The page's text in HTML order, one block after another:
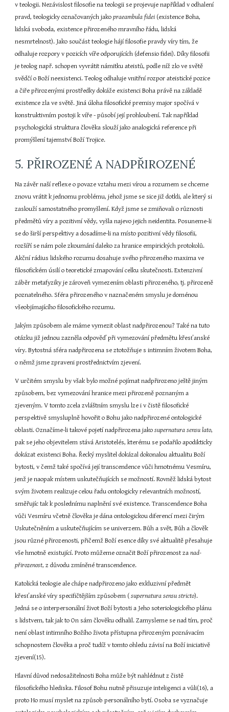
v teologii. Nezávislost filosofie na teologii se projevuje například v odhalení
pravd, teologicky označovaných jako praeambula fidei (existence Boha,
lidská svoboda, existence přirozeného mravního řádu, lidská
nesmrtelnost). Jako součást teologie hájí filosofie pravdy víry tím, že
odhaluje rozpory v pozicích víře odporujících (defensio fidei). Díky filosofii
je teolog např. schopen vyvrátit námitku ateistů, podle níž zlo ve světě
svědčí o Boží neexistenci. Teolog odhaluje vnitřní rozpor ateistické pozice
a čiře přirozenými prostředky dokáže existenci Boha právě na základě
existence zla ve světě. Jiná úloha filosofické premisy major spočívá v
konstruktivním postoji k víře - působí její prohloubení. Tak například
psychologická struktura člověka slouží jako analogická reference při
promýšlení tajemství Boží Trojice.
5. PŘIROZENÉ A NADPŘIROZENÉ
Na závěr naší reflexe o povaze vztahu mezi vírou a rozumem se chceme
znovu vrátit k jednomu problému, jehož jsme se sice již dotkli, ale který si
zaslouží samostatného promyšlení. Když jsme se zmiňovali o různosti
předmětů víry a pozitivní vědy, vyšla najevo jejich neidentita. Posuneme-li
se do širší perspektivy a dosadíme-li na místo pozitivní vědy filosofii,
rozšíří se nám pole zkoumání daleko za hranice empirických protokolů.
Akční rádius lidského rozumu dosahuje svého přirozeného maxima ve
filosofickém úsilí o teoretické zmapování celku skutečnosti. Extenzivní
záběr metafyziky je zároveň vymezením oblasti přirozeného, tj. přirozeně
poznatelného. Sféra přirozeného v naznačeném smyslu je doménou
všeobjímajícího filosofického rozumu.
Jakým způsobem ale máme vymezit oblast nadpřirozenou? Také na tuto
otázku již jednou zazněla odpověď při vymezování předmětu křesťanské
víry. Bytostná sféra nadpřirozena se ztotožňuje s intimním životem Boha,
o němž jsme zpraveni prostřednictvím zjevení.
V určitém smyslu by však bylo možné pojímat nadpřirozeno ještě jiným
způsobem, bez vymezování hranice mezi přirozeně poznaným a
zjeveným. V tomto zcela zvláštním smyslu lze i v čistě filosofické
perspektivě smysluplně hovořit o Bohu jako nadpřirozené ontologické
oblasti. Označíme-li takové pojetí nadpřirozena jako supernatura sensu lato,
pak se jeho objevitelem stává Aristotelés, kterému se podařilo apodikticky
dokázat existenci Boha. Řecký myslitel dokázal dokonalou aktualitu Boží
bytosti, v čemž také spočívá její transcendence vůči hmotnému Vesmíru,
jenž je naopak místem uskutečňujících se možností. Rovněž lidská bytost
svým životem realizuje celou řadu ontologicky relevantních možností,
směřujíc tak k poslednímu naplnění své existence. Transcendence Boha
vůči Vesmíru včetně člověka je dána ontologickou diferencí mezi čirým
Uskutečněním a uskutečňujícím se univerzem. Bůh a svět, Bůh a člověk
jsou různé přirozenosti, přičemž Boží esence díky své aktualitě přesahuje
vše hmotně existující. Proto můžeme označit Boží přirozenost za nad-
přirozenost, z důvodu zmíněné transcendence.
Katolická teologie ale chápe nadpřirozeno jako exkluzivní předmět
křesťanské víry specifičtějším způsobem ( supernatura sensu stricto).
Jedná se o interpersonální život Boží bytosti a Jeho soteriologického plánu
s lidstvem, tak jak to On sám člověku odhalil. Zamysleme se nad tím, proč
není oblast intimního Božího života přístupna přirozeným poznávacím
schopnostem člověka a proč tudíž v tomto ohledu závisí na Boží iniciativě
zjevení(15).
Hlavní důvod nedosažitelnosti Boha může být nahlédnut z čistě
filosofického hlediska. Filosof Bohu nutně přisuzuje inteligenci a vůli(16), a
proto Ho musí myslet na způsob personálního bytí. Osoba se vyznačuje